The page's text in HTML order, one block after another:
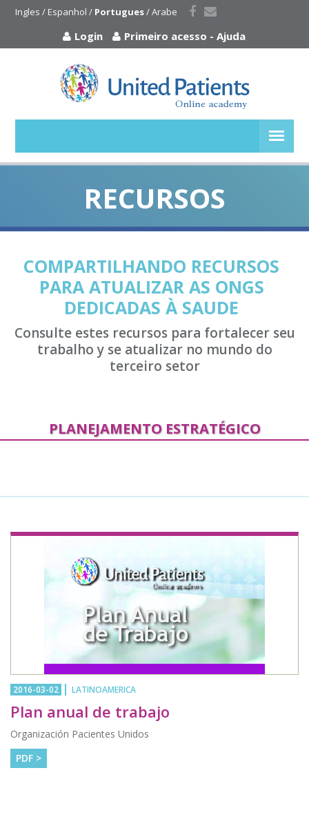
Ingles / Espanhol / Portugues / Arabe
Login Primeiro acesso -Ajuda
RECURSOS
COMPARTILHANDO RECURSOS
PARA ATUALIZAR AS ONGS
DEDICADAS À SAUDE
Consulte estes recursos para fortalecer seu
trabalho y se atualizar no mundo do
terceiro setor
PLANEJAMENTO ESTRATÉGICO
2016-03-02 LATINOAMERICA
Plan anual de trabajo
Organización Pacientes Unidos
PDF >